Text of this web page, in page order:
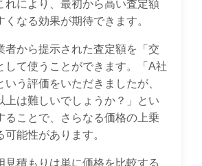
れにより、最初から高い査定額
くなる効果が期待できます。
者から提示された査定額を「交
して使うことができます。「A社
いう評価をいただきましたが、
上は難しいでしょうか？」とい
ることで、さらなる価格の上乗
能性があります。
見積もりは単に価格を比較する